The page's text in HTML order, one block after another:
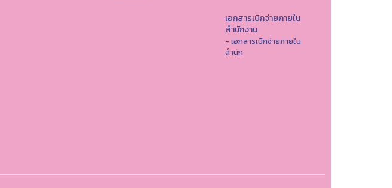
เอกสารเบิกจ่ายภายใน
สำนักงาน
- เอกสารเบิกจ่ายภายใน
สำนัก